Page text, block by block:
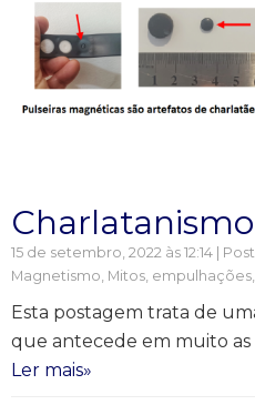
15 de setembro, 2022 às 12:14 |
Magnetismo, Mitos,
Esta postagem trata de
que antecede em muito
Ler mais»